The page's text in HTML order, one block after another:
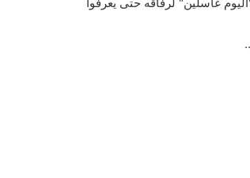
غاسلين" لرفاقه حتى يعرفوا